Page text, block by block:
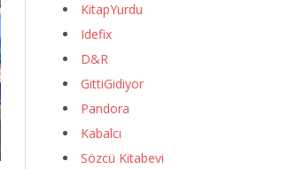
KitapYurdu
Idefix
D&R
GittiGidiyor
Pandora
Kabalcı
Sözcü Kitabevi